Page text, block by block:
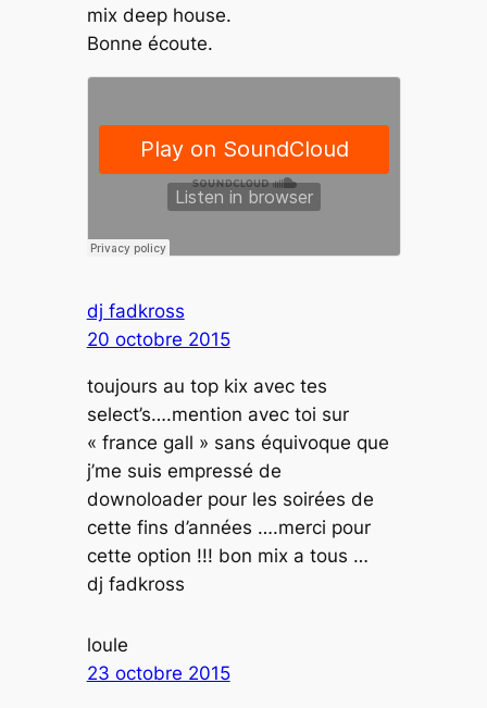
mix deep house.
Bonne écoute.
dj fadkross
20 octobre 2015
toujours au top kix avec tes
select’s….mention avec toi sur
« france gall » sans équivoque que
j’me suis empressé de
downoloader pour les soirées de
cette fins d’années ….merci pour
cette option !!! bon mix a tous …
dj fadkross
loule
23 octobre 2015